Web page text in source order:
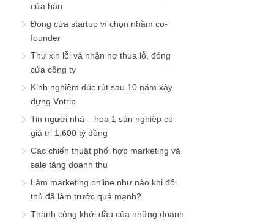
cửa hàn
Đóng cửa startup vì chọn nhầm co-
founder
Thư xin lỗi và nhận nợ thua lỗ, đóng
cửa công ty
Kinh nghiệm đúc rút sau 10 năm xây
dựng Vntrip
Tin người nhà – họa 1 sản nghiệp có
giá trị 1.600 tỷ đồng
Các chiến thuật phối hợp marketing và
sale tăng doanh thu
Làm marketing online như nào khi đối
thủ đã làm trước quá mạnh?
Thành công khởi đầu của những doanh